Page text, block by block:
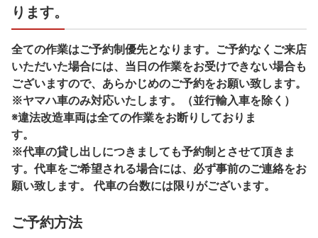
ります。
全ての作業はご予約制優先となります。ご予約なくご来店
いただいた場合には、当日の作業をお受けできない場合も
ございますので、あらかじめのご予約をお願い致します。
※ヤマハ車のみ対応いたします。（並行輸入車を除く）
※違法改造車両は全ての作業をお断りしておりま
※代車の貸し出しにつきましても予約制とさせて頂きま
す。代車をご希望される場合には、必ず事前のご連絡をお
願い致します。 代車の台数には限りがございます。
ご予約方法